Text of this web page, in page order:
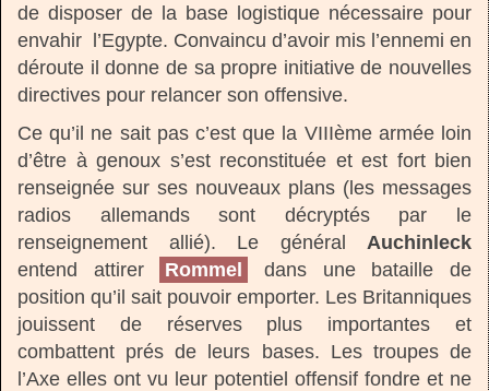
de disposer de la base logistique nécessaire pour
envahir l’Egypte. Convaincu d’avoir mis l’ennemi en
déroute il donne de sa propre initiative de nouvelles
directives pour relancer son offensive.
Ce qu’il ne sait pas c’est que la VIIIème armée loin
d’être à genoux s’est reconstituée et est fort bien
renseignée sur ses nouveaux plans (les messages
radios allemands sont décryptés par le
renseignement allié). Le général Auchinleck
entend attirer
Rommel
dans une bataille de
position qu’il sait pouvoir emporter. Les Britanniques
jouissent de réserves plus importantes et
combattent prés de leurs bases. Les troupes de
l’Axe elles ont vu leur potentiel offensif fondre et ne